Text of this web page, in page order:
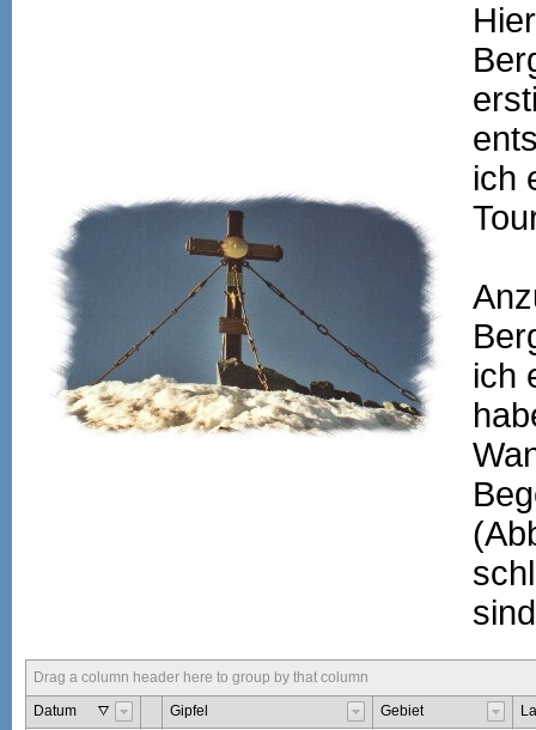
ich
ich
Drag a column header here to group by that column
Datum
Gipfel Gebiet